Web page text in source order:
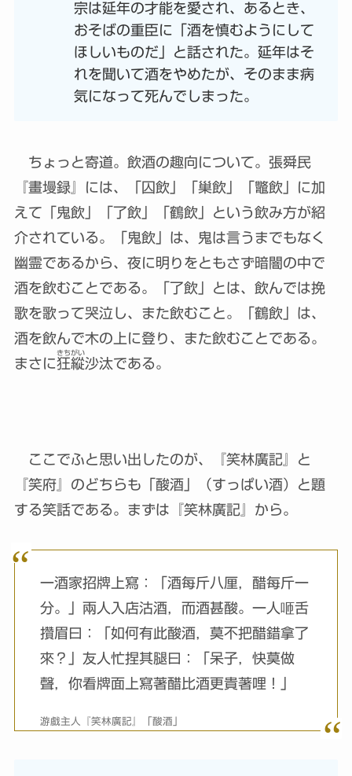
宗は延年の才能を愛され、あるとき、
おそばの重臣に「酒を慎むようにして
ほしいものだ」と話された。延年はそ
れを聞いて酒をやめたが、そのまま病
気になって死んでしまった。
ちょっと寄道。飲酒の趣向について。張舜民
『畫墁録』には、「囚飲」「巢飲」「鼈飲」に加
えて「鬼飲」「了飲」「鶴飲」という飲み方が紹
介されている。「鬼飲」は、鬼は言うまでもなく
幽霊であるから、夜に明りをともさず暗闇の中で
酒を飲むことである。「了飲」とは、飲んでは挽
歌を歌って哭泣し、また飲むこと。「鶴飲」は、
酒を飲んで木の上に登り、また飲むことである。
まさに狂縱
きちがい
沙汰である。
ここでふと思い出したのが、『笑林廣記』と
『笑府』のどちらも「酸酒」（すっぱい酒）と題
する笑話である。まずは『笑林廣記』から。
一酒家招牌上寫：「酒每斤八厘，醋每斤一
分。」兩人入店沽酒，而酒甚酸。一人咂舌
攢眉曰：「如何有此酸酒，莫不把醋錯拿了
來？」友人忙捏其腿曰：「呆子，快莫做
聲，你看牌面上寫著醋比酒更貴著哩！」
游戲主人『笑林廣記』「酸酒」